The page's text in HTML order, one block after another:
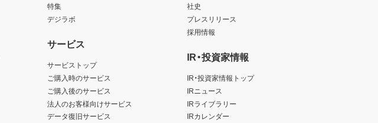
特集
デジラボ
サービス
サービストップ
ご購入時のサービス
ご購入後のサービス
法人のお客様向けサービス
データ復旧サービス
社史
プレスリリース
採用情報
IR・投資家情報
IR・投資家情報トップ
IRニュース
IRライブラリー
IRカレンダー